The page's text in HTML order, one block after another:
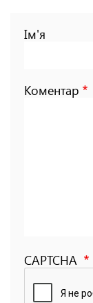
Ім'я
Коментар
CAPTCHA